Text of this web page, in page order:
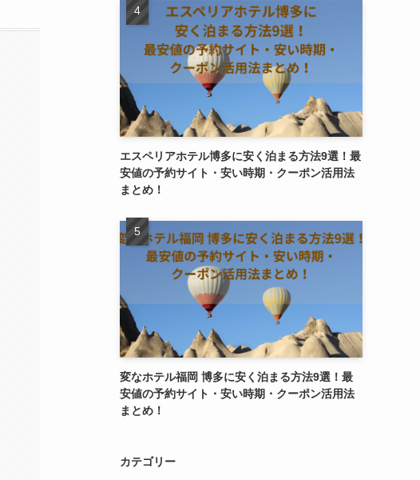
エスペリアホテル博多に安く泊まる方法9選！最
安値の予約サイト・安い時期・クーポン活用法
まとめ！
変なホテル福岡 博多に安く泊まる方法9選！最
安値の予約サイト・安い時期・クーポン活用法
まとめ！
カテゴリー